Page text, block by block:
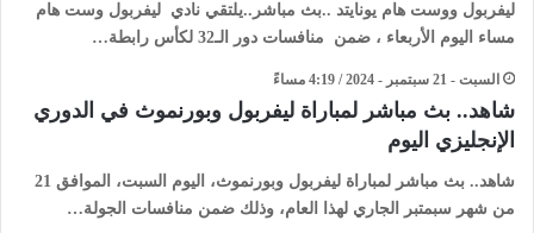
ليفربول ووست هام يونايتد ..بث مباشر..يلتقي نادي ليفربول وست هام
مساء اليوم الأربعاء ، ضمن منافسات دور الـ32 لكأس رابطة…
السبت - 21 سبتمبر - 2024 / 4:19 مساءً
شاهد.. بث مباشر لمباراة ليفربول وبورنموث في الدوري
الإنجليزي اليوم
شاهد.. بث مباشر لمباراة ليفربول وبورنموث، اليوم السبت، الموافق 21
من شهر سبمتبر الجاري لهذا العام، وذلك ضمن منافسات الجولة…